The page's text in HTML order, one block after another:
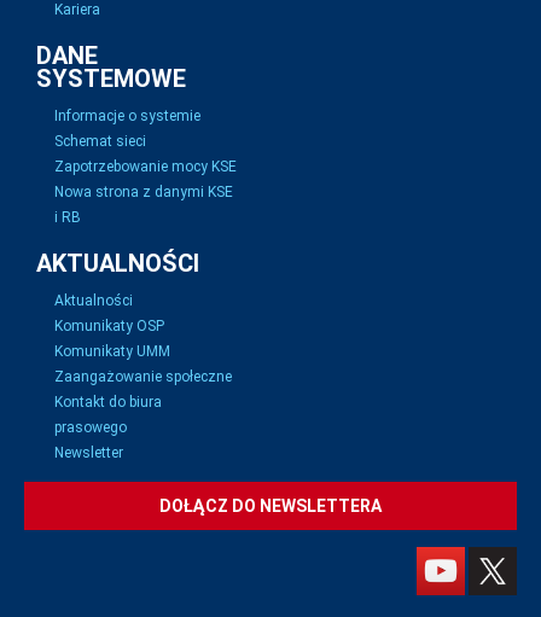
Kariera
DANE
SYSTEMOWE
Informacje o systemie
Schemat sieci
Zapotrzebowanie mocy KSE
Nowa strona z danymi KSE
i RB
AKTUALNOŚCI
Aktualności
Komunikaty OSP
Komunikaty UMM
Zaangażowanie społeczne
Kontakt do biura
prasowego
Newsletter
DOŁĄCZ DO NEWSLETTERA